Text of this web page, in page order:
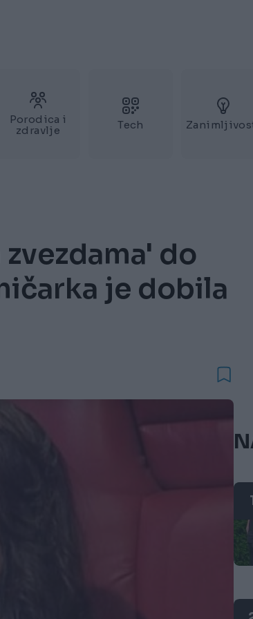
Porodica i
zdravlje
Tech
do
je dobila